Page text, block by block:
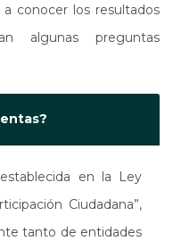
conocer los resultados
algunas preguntas
en la Ley
Ciudadana”,
tanto de entidades